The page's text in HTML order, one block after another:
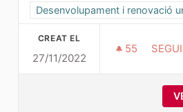
Resultats al filtrar per la
Desenvolupament i renovació
CREAT EL
27/11/2022
55 55